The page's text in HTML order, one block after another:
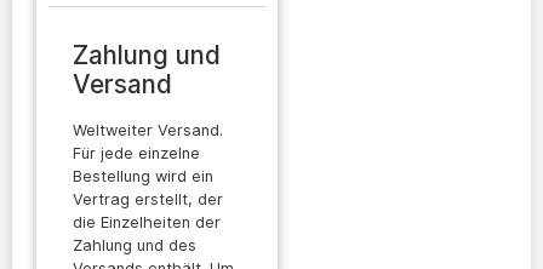
Zahlung und
Versand
Weltweiter Versand.
Für jede einzelne
Bestellung wird ein
Vertrag erstellt, der
die Einzelheiten der
Zahlung und des